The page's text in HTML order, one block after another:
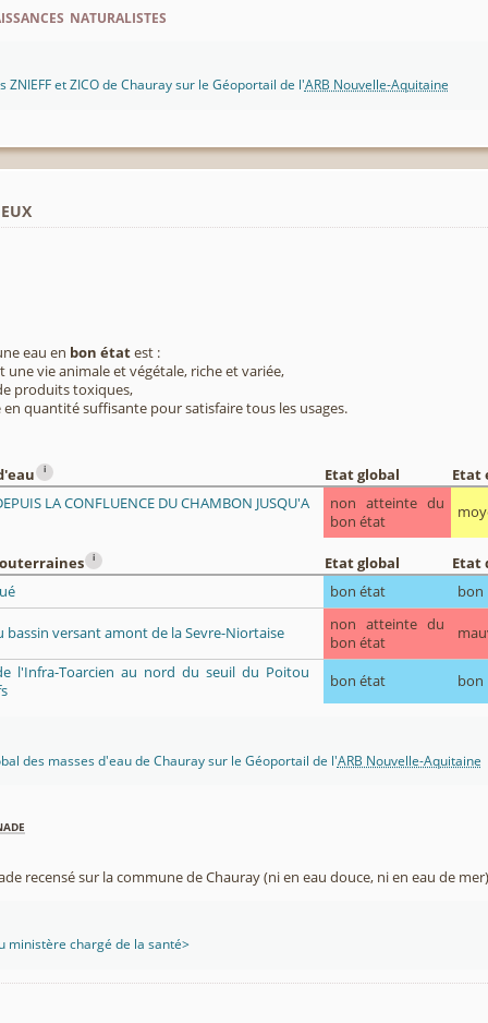
naturalistes
ZNIEFF et ZICO de Chauray sur le Géoportail de l'ARB Nouvelle-Aquitaine
eau en bon étatest :
une vie animale et végétale, riche et variée,
produits toxiques,
quantité suffisante pour satisfaire tous les usages.
i Etat global
Etat
LA CONFLUENCE DU CHAMBON JUSQU'A
non atteinte du
bon état
i Etat global
Etat
bon état bon
bassin versant amont de la Sevre-Niortaise
non atteinte du
bon état
l'Infra-Toarcien au nord du seuil du Poitou
bon état bon
des masses d'eau de Chauray sur le Géoportail de l'ARB Nouvelle-Aquitaine
recensé sur la commune de Chauray (ni en eau douce, ni en eau de
ministère chargé de la santé>